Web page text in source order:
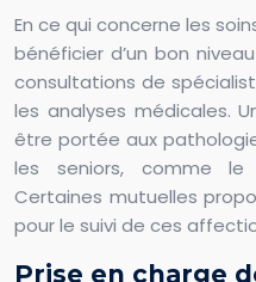
En ce qui concerne les
bénéficier d’un bon
consultations de
les analyses médicales.
être portée aux
les seniors, comme le
Certaines mutuelles
pour le suivi de ces
Prise en charge